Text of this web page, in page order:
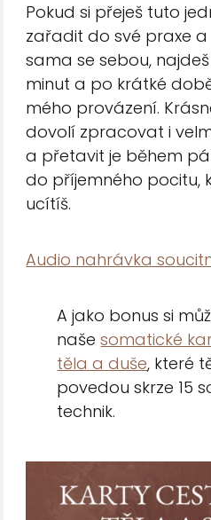
Pokud si přeješ tuto
zařadit do své praxe
sama se sebou, najdeš
minut a po krátké
mého provázení.
dovolí zpracovat i
a přetavit je během
do příjemného pocitu,
ucítíš.
Audio nahrávka
A jako bonus si
našesomatické
těla a duše, které
povedou skrze 15
technik.